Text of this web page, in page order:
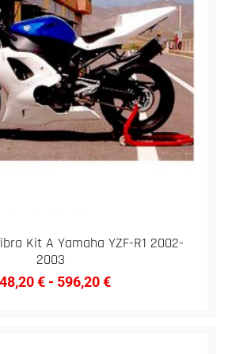
Kit A Yamaha YZF-R1 2002-
2003
€ - 596,20€